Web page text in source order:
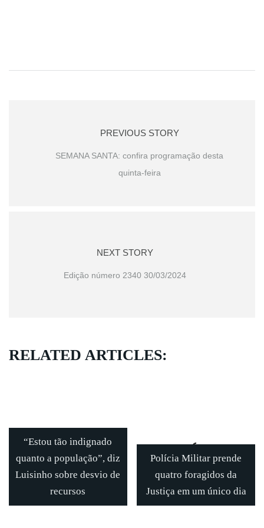
PREVIOUS STORY
SEMANA SANTA: confira programação desta
quinta-feira
NEXT STORY
Edição número 2340 30/03/2024
RELATED ARTICLES:
“Estou tão indignado
quanto a população”, diz
Luisinho sobre desvio de
recursos
Polícia Militar prende
quatro foragidos da
Justiça em um único dia